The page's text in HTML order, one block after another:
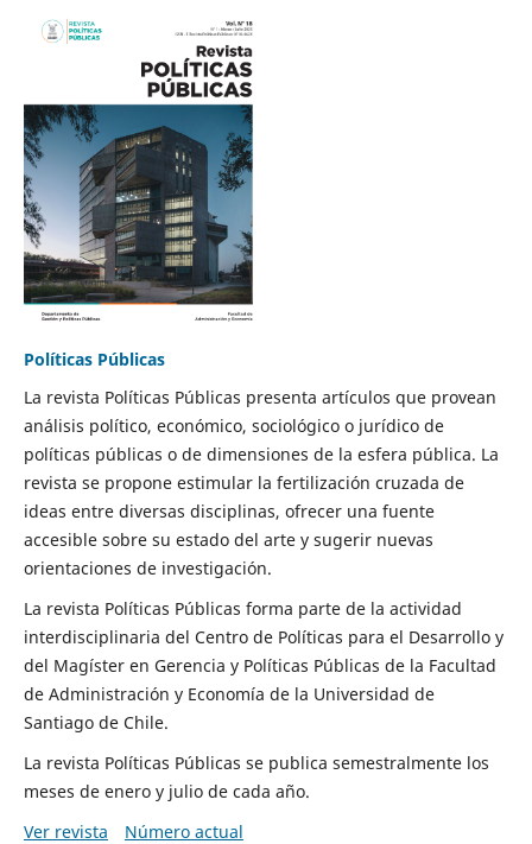
Políticas Públicas
La revista Políticas Públicas presenta artículos que provean
análisis político, económico, sociológico o jurídico de
políticas públicas o de dimensiones de la esfera pública. La
revista se propone estimular la fertilización cruzada de
ideas entre diversas disciplinas, ofrecer una fuente
accesible sobre su estado del arte y sugerir nuevas
orientaciones de investigación.
La revista Políticas Públicas forma parte de la actividad
interdisciplinaria del Centro de Políticas para el Desarrollo y
del Magíster en Gerencia y Políticas Públicas de la Facultad
de Administración y Economía de la Universidad de
Santiago de Chile.
La revista Políticas Públicas se publica semestralmente los
meses de enero y julio de cada año.
Ver revista
Número actual